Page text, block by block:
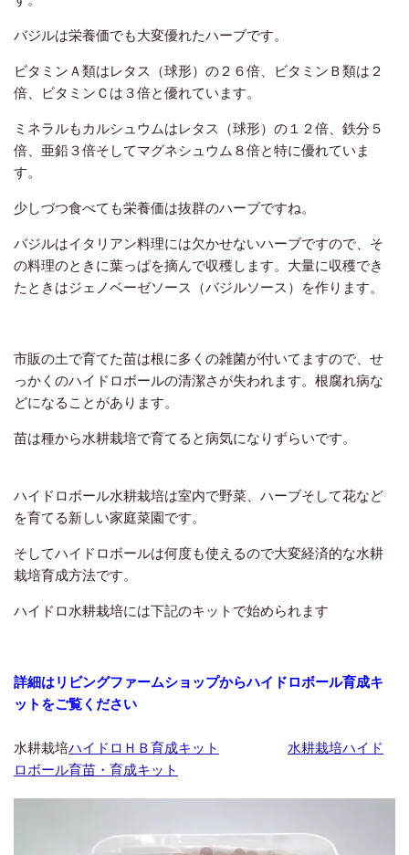
バジルは栄養価でも大変優れたハーブです。
ビタミンＡ類はレタス（球形）の２６倍、ビタミンＢ類は２
倍、ビタミンＣは３倍と優れています。
ミネラルもカルシュウムはレタス（球形）の１２倍、鉄分５
倍、亜鉛３倍そしてマグネシュウム８倍と特に優れていま
す。
少しづつ食べても栄養価は抜群のハーブですね。
バジルはイタリアン料理には欠かせないハーブですので、そ
の料理のときに葉っぱを摘んで収穫します。 大量に収穫でき
たときはジェノベーゼソース（バジルソース）を作ります。
市販の土で育てた苗は根に多くの雑菌が付いてますので、せ
っかくのハイドロボールの清潔さが失われます。 根腐れ病な
どになることがあります。
苗は種から水耕栽培で育てると病気になりずらいです。
ハイドロボール水耕栽培は室内で野菜、ハーブそして花など
を育てる新しい家庭菜園です。
そしてハイドロボールは何度も使えるので大変経済的な水耕
栽培育成方法です。
ハイドロ水耕栽培には下記のキットで始められます
詳細はリビングファームショップからハイドロボール育成キ
ットをご覧ください
水耕栽培ハイドロＨＢ育成キット
水耕栽培ハイド
ロボール育苗・育成キット